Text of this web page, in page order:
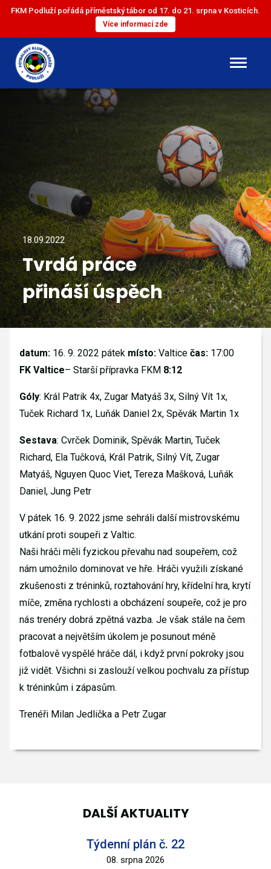
FKM Podluží pořádá příměstský tábor od 17. do 21. srpna v Kosticích.
Více informací zde
DOROST
ML. ŽÁCI
ST. PŘÍPRAVKA
ML. PŘÍPRAVKA
MINI
GALERIE
18.09.2022
Tvrdá práce
přináší úspěch
datum: 16. 9. 2022 pátek místo: Valtice čas: 17:00
FK Valtice– Starší přípravka FKM 8:12
Góly: Král Patrik 4x, Zugar Matyáš 3x, Silný Vít 1x,
Tuček Richard 1x, Luňák Daniel 2x, Spěvák Martin 1x
Sestava: Cvrček Dominik, Spěvák Martin, Tuček
Richard, Ela Tučková, Král Patrik, Silný Vít, Zugar
Matyáš, Nguyen Quoc Viet, Tereza Mašková, Luňák
Daniel, Jung Petr
V pátek 16. 9. 2022 jsme sehráli další mistrovskému
utkání proti soupeři z Valtic.
Naši hráči měli fyzickou převahu nad soupeřem, což
nám umožnilo dominovat ve hře. Hráči využili získané
zkušenosti z tréninků, roztahování hry, křídelní hra, krytí
míče, změna rychlosti a obcházení soupeře, což je pro
nás trenéry dobrá zpětná vazba. Je však stále na čem
pracovat a největším úkolem je posunout méně
fotbalově vyspělé hráče dál, i když první pokroky jsou
již vidět. Všichni si zaslouží velkou pochvalu za přístup
k tréninkům i zápasům.
Trenéři Milan Jedlička a Petr Zugar
DALŠÍ AKTUALITY
Týdenní plán č. 22
08. srpna 2026